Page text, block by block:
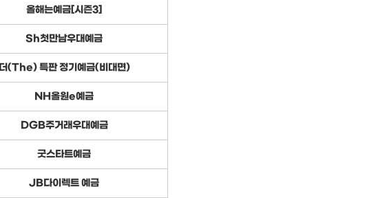
올해는예금[시즌3]
Sh첫만남우대예금
더(The) 특판 정기예금(비대면)
NH올원e예금
DGB주거래우대예금
굿스타트예금
JB다이렉트 예금